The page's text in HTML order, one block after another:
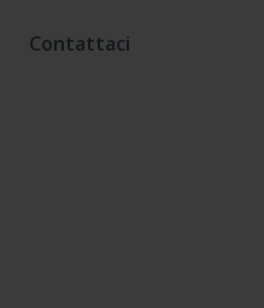
Contattaci